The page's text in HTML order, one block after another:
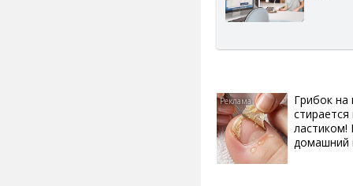
Грибок на
стирается
ластиком!
домашний